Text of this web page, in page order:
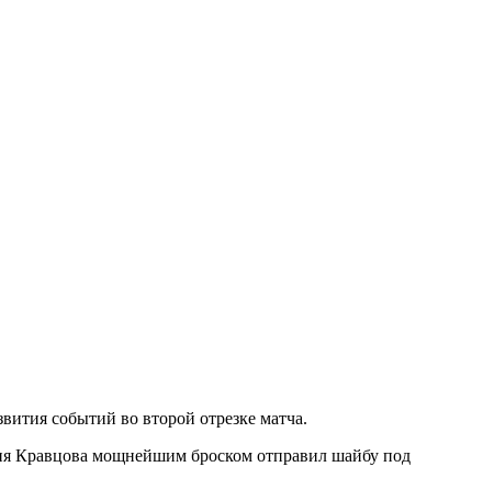
событий во второй отрезке матча.
Кравцова мощнейшим броском отправил шайбу под